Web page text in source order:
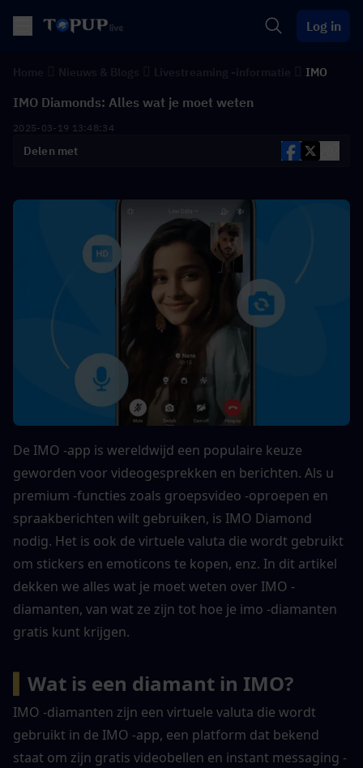
Log in
IMO
IMO Diamonds: Alles wat je moet weten
2025-03-19 13:48:34
Delen met
De IMO -app is wereldwijd een populaire keuze
geworden voor videogesprekken en berichten. Als u
premium -functies zoals groepsvideo -oproepen en
spraakberichten wilt gebruiken, is IMO Diamond
nodig. Het is ook de virtuele valuta die wordt gebruikt
om stickers en emoticons te kopen, enz. In dit artikel
dekken we alles wat je moet weten over IMO -
diamanten, van wat ze zijn tot hoe je imo -diamanten
gratis kunt krijgen.
Wat is een diamant in IMO?
IMO -diamanten zijn een virtuele valuta die wordt
gebruikt in de IMO -app, een platform dat bekend
staat om zijn gratis videobellen en instant messaging -